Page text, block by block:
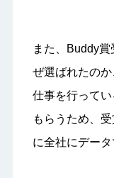
また、Buddy
ぜ選ばれたの
仕事を行って
もらうため、
に全社にデータ